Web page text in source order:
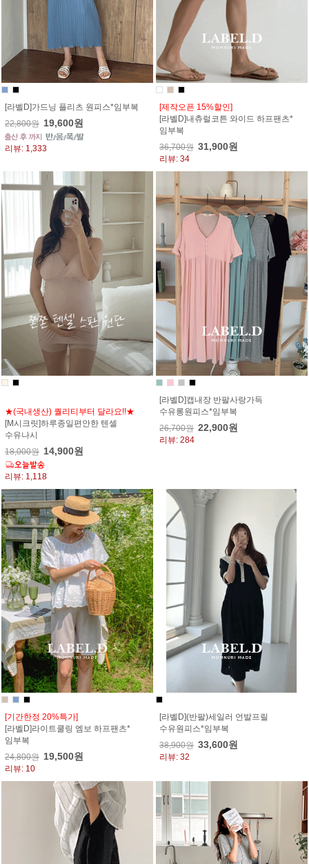
[라벨D]가드닝 플리츠 원피스*임부복
22,800원 19,600원
리뷰: 1,333
[제작오픈 15%할인]
[라벨D]내츄럴코튼 와이드 하프팬츠*
임부복
36,700원 31,900원
리뷰: 34
★(국내생산) 퀄리티부터 달라요!!★
[M시크릿]하루종일편안한 텐셀
수유나시
18,000원 14,900원
리뷰: 1,118
[라벨D]캡내장 반팔사랑가득
수유롱원피스*임부복
26,700원 22,900원
리뷰: 284
[기간한정 20%특가]
[라벨D]라이트쿨링 엠보 하프팬츠*
임부복
24,800원 19,500원
리뷰: 10
[라벨D](반팔)세일러 언발프릴
수유원피스*임부복
38,900원 33,600원
리뷰: 32